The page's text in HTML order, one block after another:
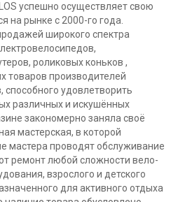
успешно осуществляет свою
на рынке с 2000-го года.
широкого спектра
роликовых коньков ,
товаров производителей
удовлетворить
различных и искушённых
закономерно заняла своё
мастерская, в которой
мастера проводят обслуживание
ремонт любой сложности вело-
взрослого и детского
для активного отдыха